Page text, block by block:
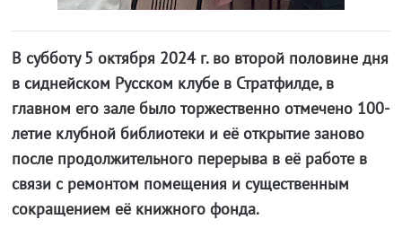
В субботу 5 октября 2024 г. во второй половине дня
в сиднейском Русском клубе в Стратфилде, в
главном его зале было торжественно отмечено 100-
летие клубной библиотеки и её открытие заново
после продолжительного перерыва в её работе в
связи с ремонтом помещения и существенным
сокращением её книжного фонда.